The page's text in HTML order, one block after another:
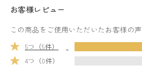
お客様レビュー
この商品をご使用いただいたお客様の声
5つ（5件）
4つ（0件）